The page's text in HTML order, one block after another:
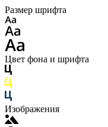
Размер шрифта
Цвет фона и шрифта
Изображения